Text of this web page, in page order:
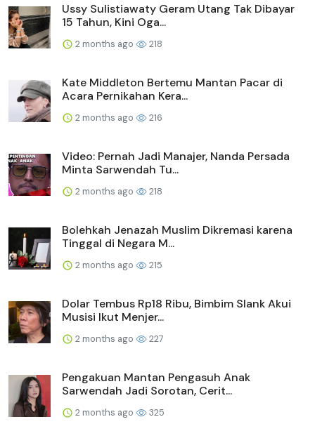
Ussy Sulistiawaty Geram Utang Tak Dibayar
15 Tahun, Kini Oga...
2 months ago 218
Kate Middleton Bertemu Mantan Pacar di
Acara Pernikahan Kera...
2 months ago 216
Video: Pernah Jadi Manajer, Nanda Persada
Minta Sarwendah Tu...
2 months ago 218
Bolehkah Jenazah Muslim Dikremasi karena
Tinggal di Negara M...
2 months ago 215
Dolar Tembus Rp18 Ribu, Bimbim Slank Akui
Musisi Ikut Menjer...
2 months ago 227
Pengakuan Mantan Pengasuh Anak
Sarwendah Jadi Sorotan, Cerit...
2 months ago 325